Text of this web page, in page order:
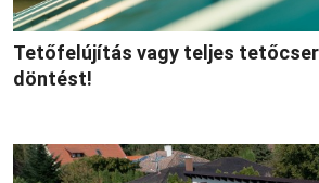
Tetőfelújítás vagy teljes
döntést!